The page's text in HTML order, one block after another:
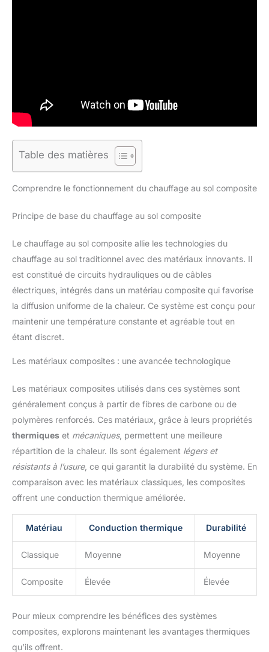
Table des matières
Comprendre le fonctionnement du chauffage au sol composite
Principe de base du chauffage au sol composite
Le chauffage au sol composite allie les technologies du
chauffage au sol traditionnel avec des matériaux innovants. Il
est constitué de circuits hydrauliques ou de câbles
électriques, intégrés dans un matériau composite qui favorise
la diffusion uniforme de la chaleur. Ce système est conçu pour
maintenir une température constante et agréable tout en
étant discret.
Les matériaux composites : une avancée technologique
Les matériaux composites utilisés dans ces systèmes sont
généralement conçus à partir de fibres de carbone ou de
polymères renforcés. Ces matériaux, grâce à leurs propriétés
thermiques et mécaniques, permettent une meilleure
répartition de la chaleur. Ils sont également légers et
résistants à l’usure, ce qui garantit la durabilité du système. En
comparaison avec les matériaux classiques, les composites
offrent une conduction thermique améliorée.
Matériau Conduction thermique Durabilité
Classique Moyenne Moyenne
Composite Élevée Élevée
Pour mieux comprendre les bénéfices des systèmes
composites, explorons maintenant les avantages thermiques
qu’ils offrent.